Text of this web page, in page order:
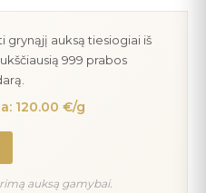
auksą tiesiogiai iš
999 prabos
120.00 €/g
auksą gamybai.